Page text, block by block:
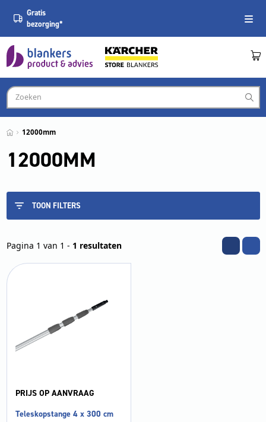
Gratis
bezorging*
12000mm
12000MM
TOON FILTERS
Pagina 1 van 1 - 1 resultaten
PRIJS OP AANVRAAG
Teleskopstange 4 x 300 cm